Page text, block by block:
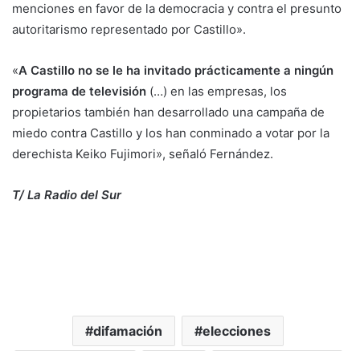
menciones en favor de la democracia y contra el presunto
autoritarismo representado por Castillo».
«A Castillo no se le ha invitado prácticamente a ningún
programa de televisión (…) en las empresas, los
propietarios también han desarrollado una campaña de
miedo contra Castillo y los han conminado a votar por la
derechista Keiko Fujimori», señaló Fernández.
T/ La Radio del Sur
difamación elecciones